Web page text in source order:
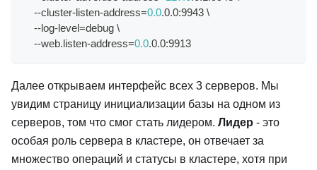
    --cluster-listen-address
=0.0.0.0:9943 \
    --log-level
=debug \
    --web.listen-address
=0.0.0.0:9913
Далее открываем интерфейс всех 3 серверов. Мы
увидим страницу инициализации базы на одном из
серверов, том что смог стать лидером. Лидер - это
особая роль сервера в кластере, он отвечает за
множество операций и статусы в кластере, хотя при